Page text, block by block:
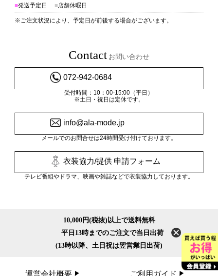
■発送予定日 ■店舗休暇日
※ご注文状況により、予定日が前後する場合がございます。
Contact お問い合わせ
072-942-0684
受付時間：10：00-15:00（平日）
※土日・祝日は定休です。
info@ala-mode.jp
メールでのお問合せは24時間受け付けております。
衣装協力/提供 申請フォーム
テレビ番組やドラマ、映画や雑誌などで衣装協力しております。
10,000円(税抜)以上で送料無料
平日13時までのご注文で当日出荷
(13時以降、土日祝は翌営業日出荷)
運営会社概要 ご利用ガイド